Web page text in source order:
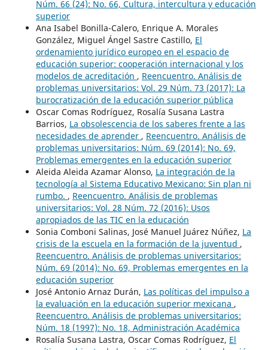
Núm. 66 (24): No. 66, Cultura, intercultura y educación
superior
Ana Isabel Bonilla-Calero, Enrique A. Morales
González, Miguel Ángel Sastre Castillo, El
ordenamiento jurídico europeo en el espacio de
educación superior: cooperación internacional y los
modelos de acreditación , Reencuentro. Análisis de
problemas universitarios: Vol. 29 Núm. 73 (2017): La
burocratización de la educación superior pública
Oscar Comas Rodríguez, Rosalía Susana Lastra
Barrios, La obsolescencia de los saberes frente a las
necesidades de aprender , Reencuentro. Análisis de
problemas universitarios: Núm. 69 (2014): No. 69,
Problemas emergentes en la educación superior
Aleida Aleida Azamar Alonso, La integración de la
tecnología al Sistema Educativo Mexicano: Sin plan ni
rumbo. , Reencuentro. Análisis de problemas
universitarios: Vol. 28 Núm. 72 (2016): Usos
apropiados de las TIC en la educación
Sonia Comboni Salinas, José Manuel Juárez Núñez, La
crisis de la escuela en la formación de la juventud ,
Reencuentro. Análisis de problemas universitarios:
Núm. 69 (2014): No. 69, Problemas emergentes en la
educación superior
José Antonio Arnaz Durán, Las políticas del impulso a
la evaluación en la educación superior mexicana ,
Reencuentro. Análisis de problemas universitarios:
Núm. 18 (1997): No. 18, Administración Académica
Rosalía Susana Lastra, Oscar Comas Rodríguez, El